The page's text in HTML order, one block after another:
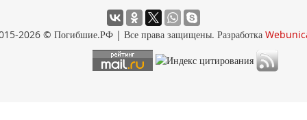
2026 © Погибшие.РФ | Все права защищены. Разработка